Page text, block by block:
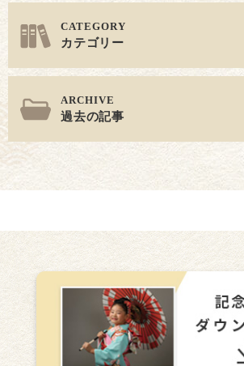
カテゴリー
過去の記事